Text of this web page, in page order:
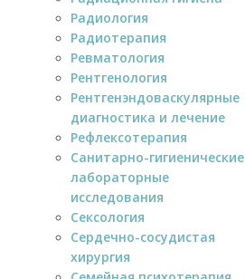
Радиология
Радиотерапия
Ревматология
Рентгенология
Рентгенэндоваскулярные
диагностика и лечение
Рефлексотерапия
Санитарно-гигиенические
лабораторные
исследования
Сексология
Сердечно-сосудистая
хирургия